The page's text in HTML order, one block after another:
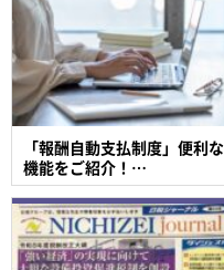
「報酬自動支払制度」便利な
機能をご紹介！…